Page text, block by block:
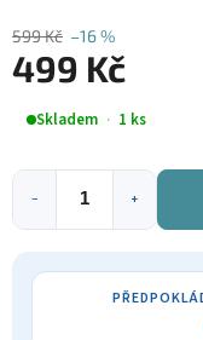
599 Kč –16 %
499 Kč
Měrná
cena:
Skladem 1 ks
+
−